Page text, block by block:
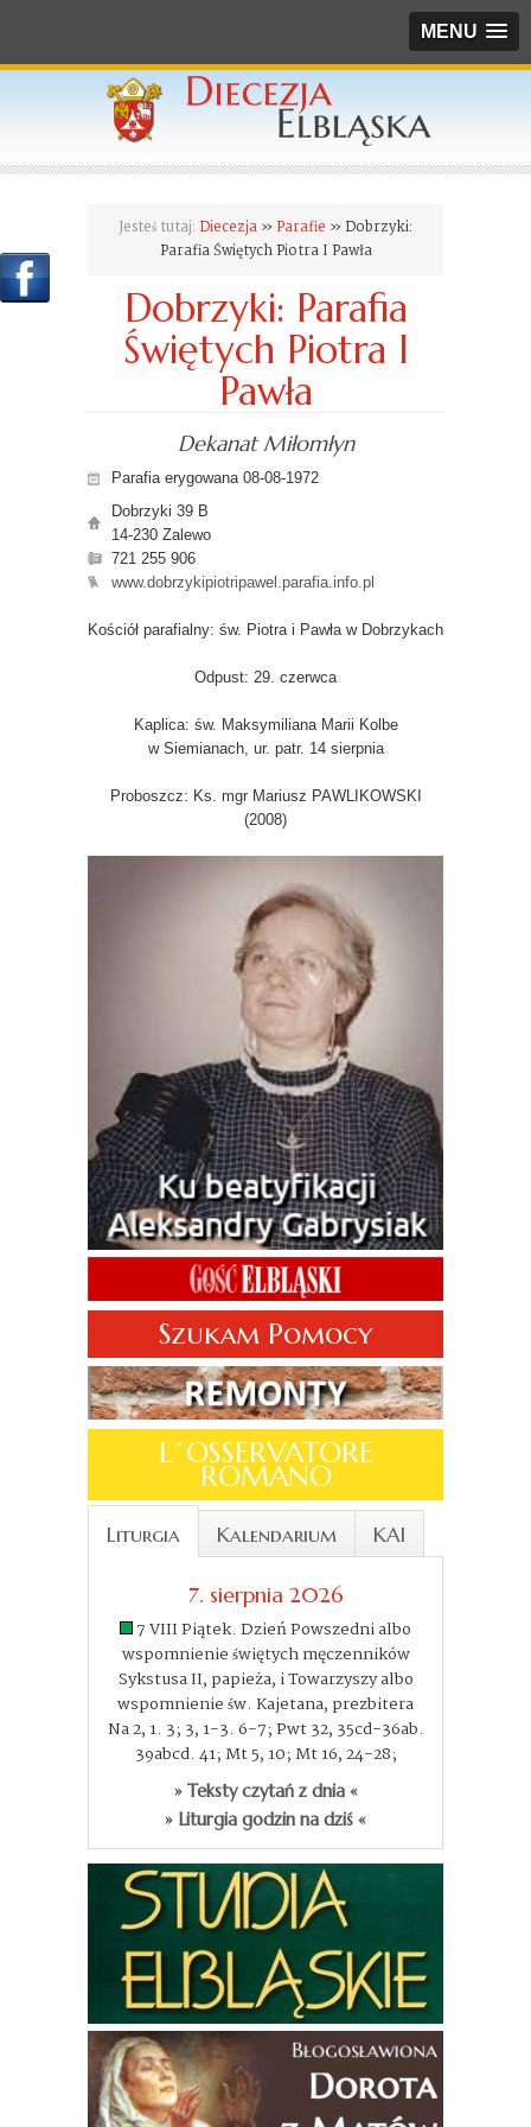
MENU
Jesteś tutaj: Diecezja » Parafie » Dobrzyki:
Parafia Świętych Piotra I Pawła
Dobrzyki: Parafia
Świętych Piotra I
Pawła
Dekanat Miłomłyn
Parafia erygowana 08-08-1972
Dobrzyki 39 B
14-230 Zalewo
721 255 906
www.dobrzykipiotripawel.parafia.info.pl
Kościół parafialny: św. Piotra i Pawła w Dobrzykach
Odpust: 29. czerwca
Kaplica: św. Maksymiliana Marii Kolbe
w Siemianach, ur. patr. 14 sierpnia
Proboszcz: Ks. mgr Mariusz PAWLIKOWSKI
(2008)
Szukam Pomocy
L´OSSERVATORE
ROMANO
Liturgia Kalendarium KAI
7. sierpnia 2026
7 VIII Piątek. Dzień Powszedni albo
wspomnienie świętych męczenników
Sykstusa II, papieża, i Towarzyszy albo
wspomnienie św. Kajetana, prezbitera
Na 2, 1. 3; 3, 1-3. 6-7; Pwt 32, 35cd-36ab.
39abcd. 41; Mt 5, 10; Mt 16, 24-28;
» Teksty czytań z dnia «
» Liturgia godzin na dziś «